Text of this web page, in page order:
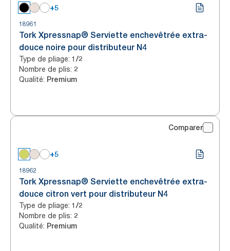
+5
18961
Tork Xpressnap® Serviette enchevêtrée extra-
douce noire pour distributeur N4
Type de pliage: 1/2
Nombre de plis: 2
Qualité: Premium
Comparer
+5
18962
Tork Xpressnap® Serviette enchevêtrée extra-
douce citron vert pour distributeur N4
Type de pliage: 1/2
Nombre de plis: 2
Qualité: Premium